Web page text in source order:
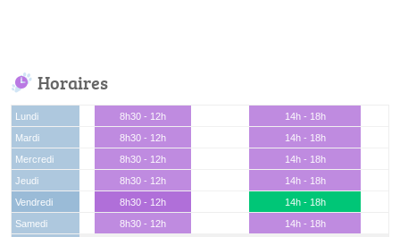
Horaires
Lundi 8h30 - 12h
14h - 18h
Mardi
8h30 - 12h
14h - 18h
Mercredi
8h30 - 12h
14h - 18h
Jeudi
8h30 - 12h
14h - 18h
Vendredi
8h30 - 12h
14h - 18h
Samedi
8h30 - 12h
14h - 18h